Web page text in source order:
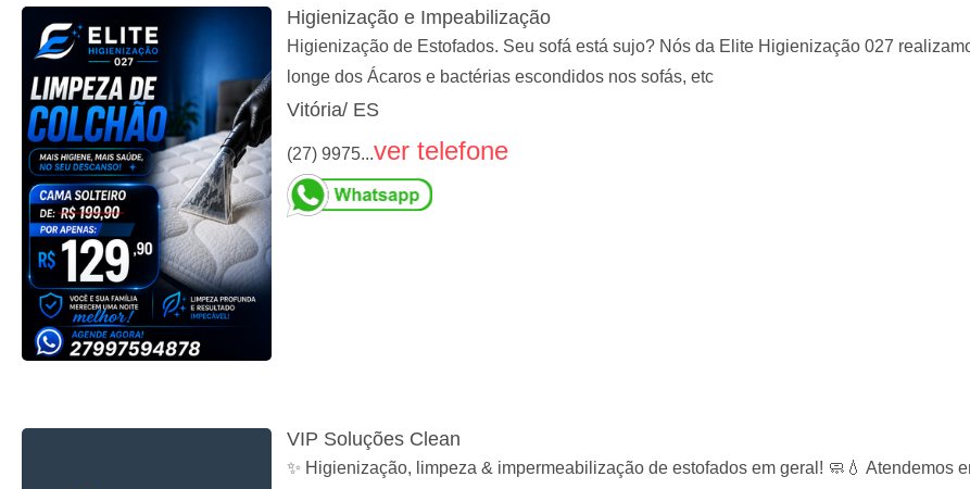
Higienização e Impeabilização
Higienização de Estofados. Seu sofá está sujo? Nós da Elite Higienização 027
longe dos Ácaros e bactérias escondidos nos sofás, etc
Vitória/ ES
(27) 9975...ver telefone
VIP Soluções Clean
✨ Higienização, limpeza & impermeabilização de estofados em geral! 🧼💧 Atendemos